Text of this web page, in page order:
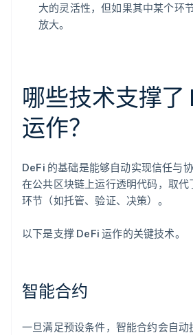
大的灵活性，但如果其中某个环
放大。
哪些技术支撑了
运作？
DeFi 的基础是能够自动实现信任与
在公共区块链上运行透明代码，取代
环节（如托管、验证、决策）。
以下是支撑 DeFi 运作的关键技术。
智能合约
一旦满足预设条件，智能合约会自动